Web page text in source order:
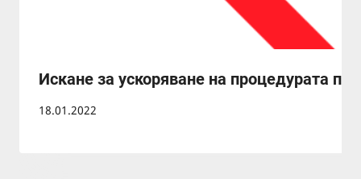
Искане за ускоряване на процедурата
18.01.2022